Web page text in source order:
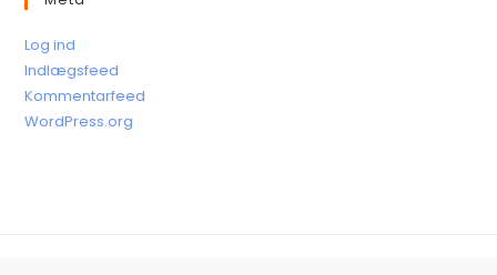
Log ind
Indlægsfeed
Kommentarfeed
WordPress.org